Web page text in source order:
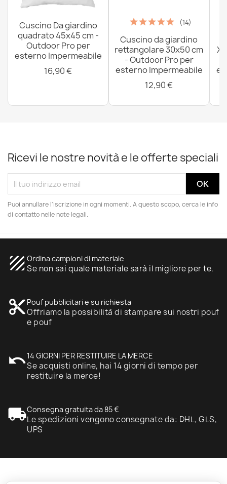
Cuscino Da giardino
quadrato 45x45 cm -
Outdoor Pro per
esterno Impermeabile
16,90 €
(14)
Cuscino da giardino
rettangolare 30x50 cm
- Outdoor Pro per
esterno Impermeabile
12,90 €
Ricevi le nostre novità e le offerte speciali
Puoi annullare l'iscrizione in ogni momenti. A questo scopo, cerca le info
di contatto nelle note legali.
texture Ordina campioni di materiale
Se non sai quale materiale sarà il migliore per te.
content_cut Pouf pubblicitari e su richiesta
Offriamo la possibilità di stampare sui nostri pouf
e pouf
undo14 GIORNI PER RESTITUIRE LA MERCE
Se acquisti online, hai 14 giorni di tempo per
restituire la merce!
local_shippingConsegna gratuita da 85 €
Le spedizioni vengono consegnate da: DHL, GLS,
UPS